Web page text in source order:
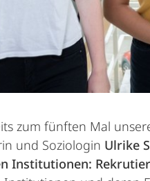
zum fünften Mal
und Soziologin Ulrike
Institutionen: